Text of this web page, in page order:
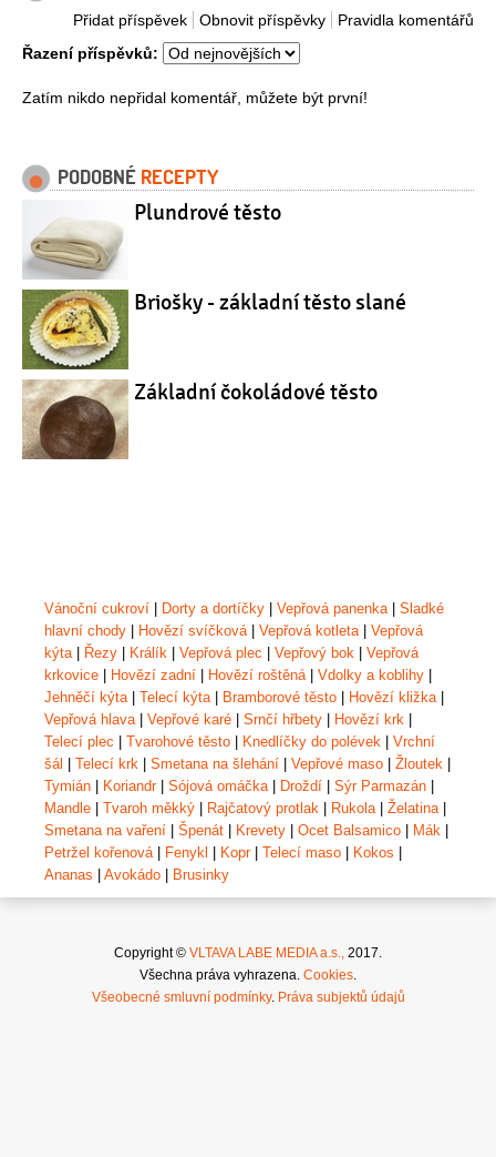
Pravidla komentářů
Obnovit příspěvky
Přidat příspěvek
Řazení příspěvků:
Zatím nikdo nepřidal komentář, můžete být první!
PODOBNÉ RECEPTY
Plundrové těsto
Briošky - základní těsto slané
Základní čokoládové těsto
Vánoční cukroví Dorty a dortíčky Vepřová panenka| Sladké
hlavní chody
Hovězí svíčková| Vepřová kotleta| Vepřová
kýta| Řezy Králík Vepřová plec Vepřový bok
Vepřová
krkovice
Hovězí zadní Hovězí roštěná| Vdolky a koblihy
Jehněčí kýta| Telecí kýta| Bramborové těsto Hovězí kližka|
Vepřová hlava| Vepřové karé Srnčí hřbety Hovězí krk
Telecí plec
Tvarohové těsto Knedlíčky do polévek
Vrchní
šál
Telecí krk Smetana na šlehání Vepřové maso Žloutek
Tymián
Koriandr| Sójová omáčka| Droždí Sýr Parmazán
Mandle
Tvaroh měkký Rajčatový protlak Rukola| Želatina|
Smetana na vaření
Špenát Krevety Ocet Balsamico Mák
Petržel kořenová| Fenykl Kopr| Telecí maso Kokos
Ananas
Avokádo Brusinky
Copyright © VLTAVA LABE MEDIA a.s., 2017.
Všechna práva vyhrazena. Cookies.
Všeobecné smluvní podmínky. Práva subjektů údajů